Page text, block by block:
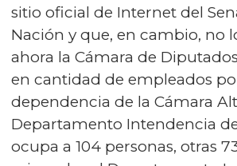
sitio oficial de Internet del
Nación y que, en cambio, no
ahora la Cámara de
en cantidad de empleados
dependencia de la Cámara
Departamento Intendencia
ocupa a 104 personas, otras